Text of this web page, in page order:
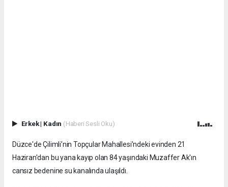
Erkek| Kadın (Haberi Sesli Oku)
Düzce'de Çilimli’nin Topçular Mahallesi’ndeki evinden 21
Haziran'dan bu yana kayıp olan 84 yaşındaki Muzaffer Ak'ın
cansız bedenine su kanalında ulaşıldı.